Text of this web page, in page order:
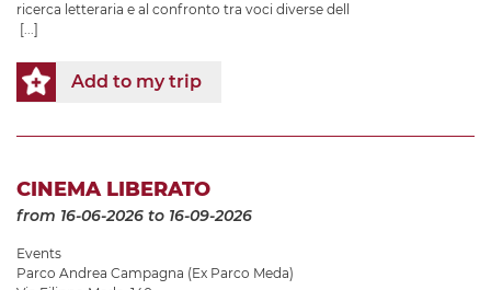
ricerca letteraria e al confronto tra voci diverse dell
[...]
Add to my trip
CINEMA LIBERATO
from 16-06-2026 to 16-09-2026
Events
Parco Andrea Campagna (Ex Parco Meda)